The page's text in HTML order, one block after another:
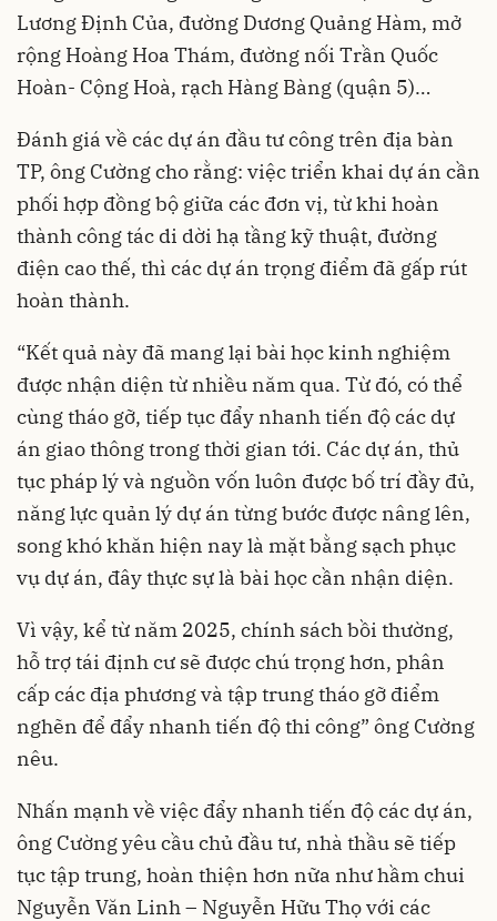
Lương Định Của, đường Dương Quảng Hàm, mở
rộng Hoàng Hoa Thám, đường nối Trần Quốc
Hoàn- Cộng Hoà, rạch Hàng Bàng (quận 5)…
Đánh giá về các dự án đầu tư công trên địa bàn
TP, ông Cường cho rằng: việc triển khai dự án cần
phối hợp đồng bộ giữa các đơn vị, từ khi hoàn
thành công tác di dời hạ tầng kỹ thuật, đường
điện cao thế, thì các dự án trọng điểm đã gấp rút
hoàn thành.
“Kết quả này đã mang lại bài học kinh nghiệm
được nhận diện từ nhiều năm qua. Từ đó, có thể
cùng tháo gỡ, tiếp tục đẩy nhanh tiến độ các dự
án giao thông trong thời gian tới. Các dự án, thủ
tục pháp lý và nguồn vốn luôn được bố trí đầy đủ,
năng lực quản lý dự án từng bước được nâng lên,
song khó khăn hiện nay là mặt bằng sạch phục
vụ dự án, đây thực sự là bài học cần nhận diện.
Vì vậy, kể từ năm 2025, chính sách bồi thường,
hỗ trợ tái định cư sẽ được chú trọng hơn, phân
cấp các địa phương và tập trung tháo gỡ điểm
nghẽn để đẩy nhanh tiến độ thi công” ông Cường
nêu.
Nhấn mạnh về việc đẩy nhanh tiến độ các dự án,
ông Cường yêu cầu chủ đầu tư, nhà thầu sẽ tiếp
tục tập trung, hoàn thiện hơn nữa như hầm chui
Nguyễn Văn Linh – Nguyễn Hữu Thọ với các